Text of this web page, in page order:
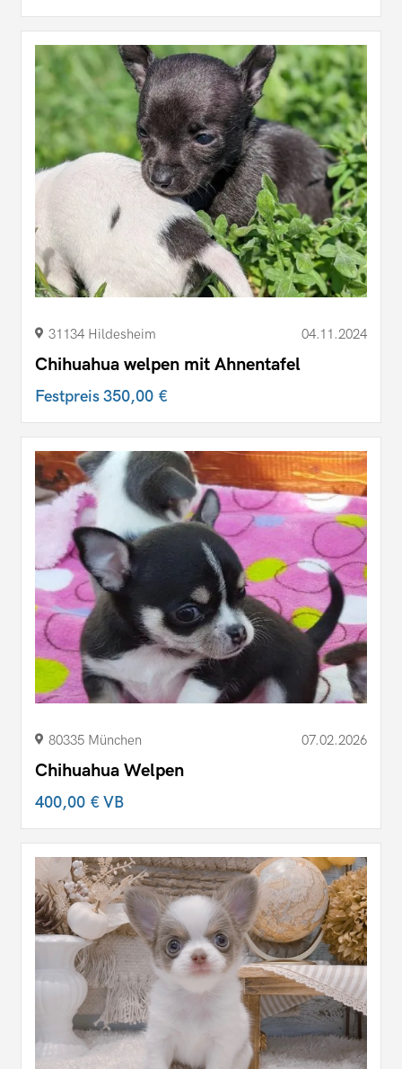
31134 Hildesheim 04.11.2024
Chihuahua welpen mit Ahnentafel
Festpreis350,00 €
80335 München 07.02.2026
Chihuahua Welpen
400,00 €VB